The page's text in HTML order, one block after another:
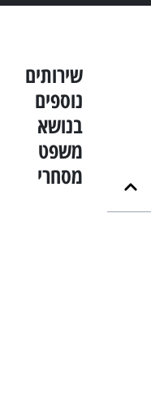
שירותים
נוספים
בנושא
משפט
מסחרי